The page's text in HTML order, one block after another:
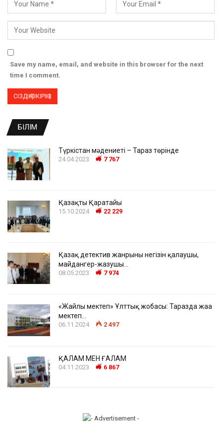
Save my name, email, and website in this browser for the next
time I comment.
БІЛІМ
Түркістан мәдениеті – Тараз төрінде
24.04.2023 7 767
Қазақтың Қаратайы
15.10.2024 22 229
Қазақ детектив жанрының негізін қалаушы,
майдангер-жазушы…
08.05.2023 7 974
«Жайлы мектеп» Ұлттық жобасы: Таразда жаңа
мектеп…
06.11.2024 2 497
ҚАЛАМ МЕН ҒАЛАМ
04.11.2023 6 867